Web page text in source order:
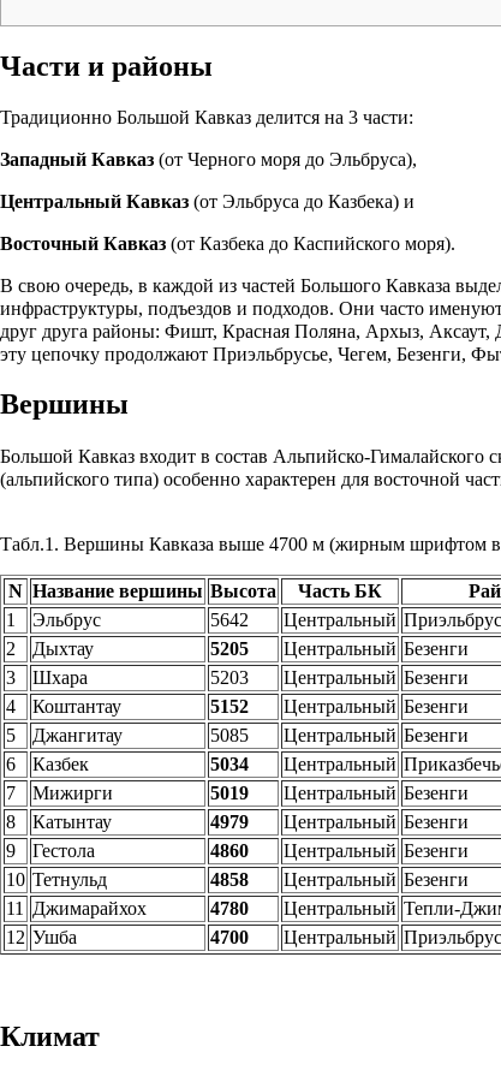
Части и районы
Традиционно Большой Кавказ делится на 3 части:
Западный Кавказ (от Черного моря до Эльбруса),
Центральный Кавказ (от Эльбруса до Казбека) и
Восточный Кавказ (от Казбека до Каспийского моря).
В свою очередь, в каждой из частей Большого Кавказа
инфраструктуры, подъездов и подходов. Они часто
друг друга районы: Фишт, Красная Поляна, Архыз, Аксаут,
эту цепочку продолжают Приэльбрусье, Чегем, Безенги,
Вершины
Большой Кавказ входит в состав Альпийско-Гималайского
(альпийского типа) особенно характерен для восточной
Табл.1. Вершины Кавказа выше 4700 м (жирным шрифтом
N Название вершины Высота Часть БК
1
Эльбрус 5642 Центральный
2
Дыхтау 5205 Центральный Безенги
3
Шхара 5203 Центральный Безенги
4
Коштантау 5152 Центральный Безенги
5
Джангитау 5085 Центральный Безенги
6
Казбек 5034 Центральный
7
Мижирги 5019 Центральный Безенги
8
Катынтау 4979 Центральный Безенги
9
Гестола 4860 Центральный Безенги
10 Тетнульд 4858 Центральный Безенги
11
Джимарайхох 4780 Центральный Тепли-
12 Ушба 4700 Центральный
Климат